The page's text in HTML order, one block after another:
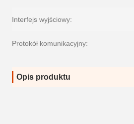
Interfejs wyjściowy:
Protokół komunikacyjny:
Opis produktu